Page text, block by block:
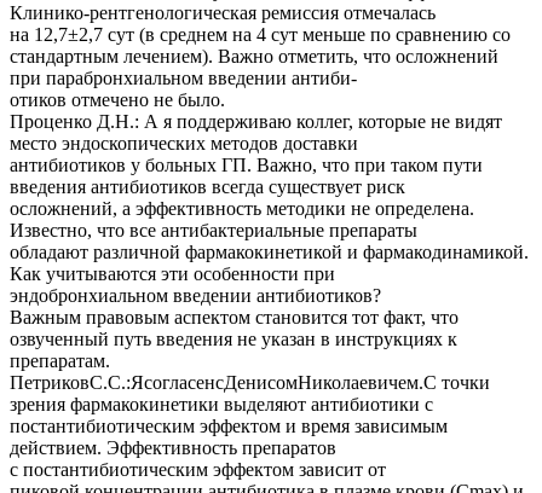
Клинико-рентгенологическая ремиссия отмечалась
на 12,7±2,7 сут (в среднем на 4 сут меньше по сравнению со
стандартным лечением). Важно отметить, что осложнений
при парабронхиальном введении антиби-
отиков отмечено не было.
Проценко Д.Н.: А я поддерживаю коллег, которые не видят
место эндоскопических методов доставки
антибиотиков у больных ГП. Важно, что при таком пути
введения антибиотиков всегда существует риск
осложнений, а эффективность методики не определена.
Известно, что все антибактериальные препараты
обладают различной фармакокинетикой и фармакодинамикой.
Как учитываются эти особенности при
эндобронхиальном введении антибиотиков?
Важным правовым аспектом становится тот факт, что
озвученный путь введения не указан в инструкциях к
препаратам.
ПетриковС.С.:ЯсогласенсДенисомНиколаевичем.С точки
зрения фармакокинетики выделяют антибиотики с
постантибиотическим эффектом и время зависимым
действием. Эффективность препаратов
с постантибиотическим эффектом зависит от